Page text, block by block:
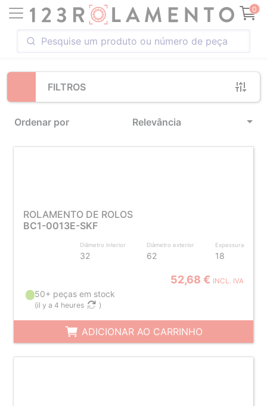
0
FILTROS
Ordenar por Relevância
Loading...
ROLAMENTO DE ROLOS
BC1-0013E-SKF
Diâmetro interior
32
Diâmetro exterior
62
Espessura
18
52,68 € INCL. IVA
50+ peças em stock
(il y a 4 heures )
ADICIONAR AO CARRINHO